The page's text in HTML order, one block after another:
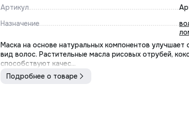
Артикул
Назначение
Маска на основе натуральных компонентов улучшает
вид волос. Растительные масла рисовых отрубей,
способствуют качес...
Подробнее о товаре